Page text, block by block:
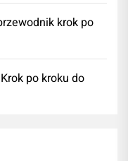
krok po
po kroku do